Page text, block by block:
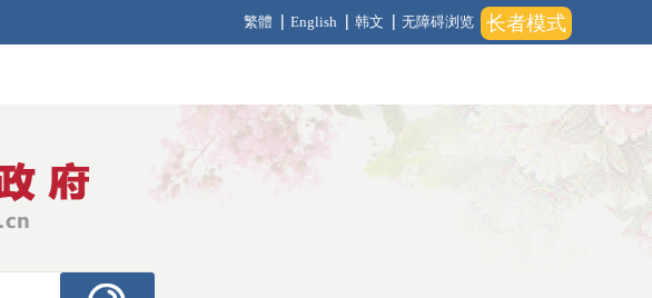
长者模式
繁體 English 韩文 无障碍浏览